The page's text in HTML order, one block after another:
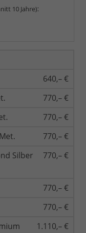
10 Jahre):
640,– €
770,– €
770,– €
770,– €
Silber
770,– €
770,– €
770,– €
1.110,– €